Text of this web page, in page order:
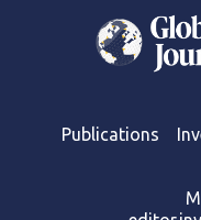
Publications